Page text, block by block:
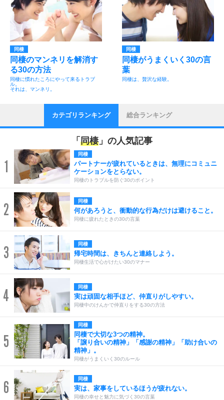
同棲
同棲のマンネリを解消す
る30の方法
同棲に慣れたころにやって来るトラブ
ル。
それは、マンネリ。
同棲
同棲がうまくいく30の言
葉
同棲は、贅沢な経験。
カテゴリランキング 総合ランキング
「 同棲」の人気記事
1
同棲
パートナーが疲れているときは、無理にコミュニ
ケーションをとらない。
同棲のトラブルを防ぐ30のポイント
2 同棲
何があろうと、衝動的な行為だけは避けること。
同棲に疲れたときの30の言葉
3 同棲
帰宅時間は、きちんと連絡しよう。
同棲生活で心がけたい30のマナー
4 同棲
実は頑固な相手ほど、仲直りがしやすい。
同棲中のけんかで仲直りをする30の方法
5
同棲
同棲で大切な3つの精神。
「譲り合いの精神」「感謝の精神」「助け合いの
精神」。
同棲がうまくいく30のルール
6 同棲
実は、家事をしているほうが疲れない。
同棲の幸せと魅力に気づく30の言葉